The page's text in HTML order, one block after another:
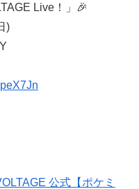
Live！」🎉
)
公式【ポケミ